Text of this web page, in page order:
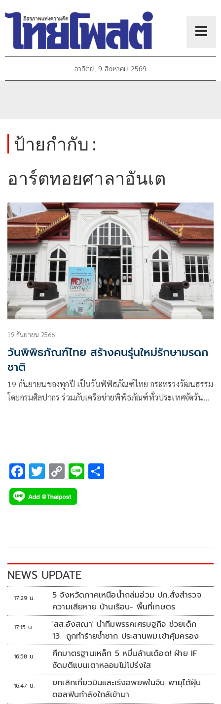
อาทิตย์, 9 สิงหาคม 2569
ป้ายกำกับ :
อาร์ตทอยศาลาอันเต
19 กันยายน 2566
วันพิพิธภัณฑ์ไทย สร้างคนรุ่นใหม่รักษามรดก
ชาติ
19 กันยายนของทุกปี เป็นวันพิพิธภัณฑ์ไทย กระทรวงวัฒนธรรม
โดยกรมศิลปากร ร่วมภับเครือข่ายพิพิธภัณฑ์ทั่วประเทศจัดวัน
F
ac
e
k
T
wi
tt
C
o
p
k
Li
NEWS UPDATE
17:29 น.
5 จังหวัดภาคเหนือน้ำถล่มอ่วม ปภ.สั่งสำรวจ
ความเสียหาย บ้านเรือน- พื้นที่เกษตร
17:15 น.
'สส.อังสณา' นำทีมพรรคเศรษฐกิจ ช่วยเด็ก
13 ถูกทำร้ายซ้ำซาก ประสานพม.เข้าคุ้มครอง
16:58 น.
ศึกมาตรฐานเหล็ก 5 หมื่นล้านเดือด! ฝ่าย IF
ซัดมติแบนเตาหลอมไม่โปร่งใส
16:47 น.
ยกเลิกเที่ยวบินและเร่งอพยพในจีน พายุไต้ฝุ่น
ดอลฟินกำลังใกล้เข้ามา